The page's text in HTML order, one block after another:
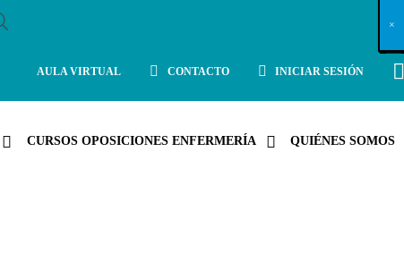
AULA VIRTUAL CONTACTO INICIAR SESIÓN
CURSOS OPOSICIONES ENFERMERÍA QUIÉNES SOMOS
X
×
×
×
×
×
×
×
×
×
×
×
×
×
×
×
×
×
×
×
×
×
×
×
×
×
×
×
×
×
×
×
×
×
×
×
×
×
×
×
×
×
×
×
×
×
×
×
×
×
×
×
×
×
×
×
×
×
×
×
×
×
×
×
×
×
×
×
×
×
×
×
×
×
×
×
×
×
×
×
×
×
×
×
×
×
×
×
×
×
×
×
×
×
×
×
×
×
×
×
×
×
×
×
×
×
×
×
×
×
×
×
×
×
×
×
×
×
×
×
×
×
×
×
×
×
×
×
×
×
×
×
×
×
×
×
×
×
×
×
×
×
×
×
×
×
×
×
×
×
×
×
×
×
×
×
×
×
×
×
×
×
×
×
×
×
×
×
×
×
×
×
×
×
×
×
×
×
×
×
×
×
×
×
×
×
×
×
×
×
×
×
×
×
×
×
×
×
×
×
×
×
×
×
×
×
×
×
×
×
×
×
×
×
×
×
×